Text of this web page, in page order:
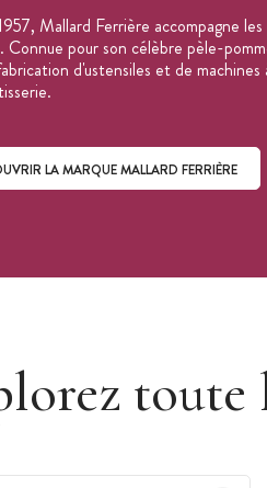
Mallard Ferrière accompagne
Connue pour son célèbre pèle-
d'ustensiles et de
LA MARQUE MALLARD FERRIÈRE